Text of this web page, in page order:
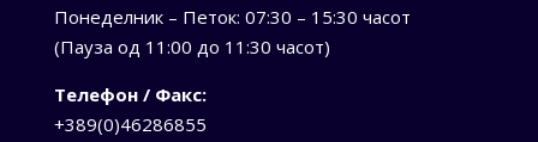
Понеделник – Петок: 07:30 – 15:30 часот
(Пауза од 11:00 до 11:30 часот)
Телефон / Факс:
+389(0)46286855